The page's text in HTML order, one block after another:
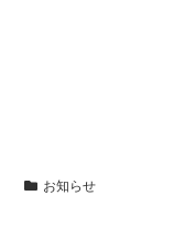
お知らせ